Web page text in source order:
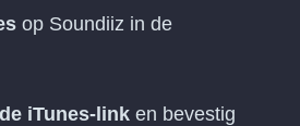
op Soundiiz in de
iTunes-link en bevestig